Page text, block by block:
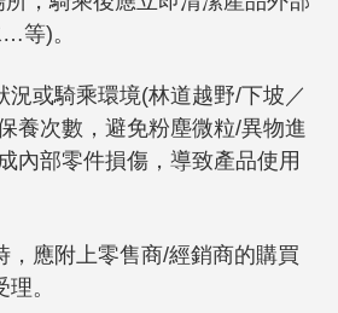
等)。
況或騎乘環境(林道越野/下坡／
養次數，避免粉塵微粒/異物進
內部零件損傷，導致產品使用
，應附上零售商/經銷商的購買
。